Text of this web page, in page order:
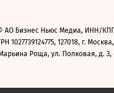
АО Бизнес Ньюс Медиа, ИНН/КПП
1027739124775, 127018, г.
Роща, ул. Полковая, д. 3,